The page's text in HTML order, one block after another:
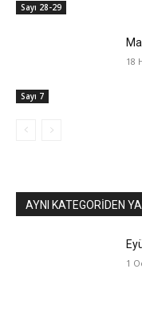
Sayı 28-29
Sayı 7
18
AYNI KATEGORIDEN
1